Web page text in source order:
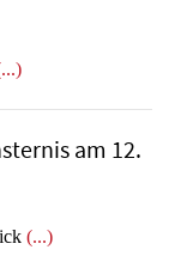
am 12.
(...)